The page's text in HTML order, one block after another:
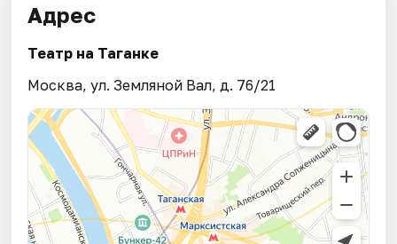
Адрес
Театр на Таганке
Москва, ул. Земляной Вал, д. 76/21